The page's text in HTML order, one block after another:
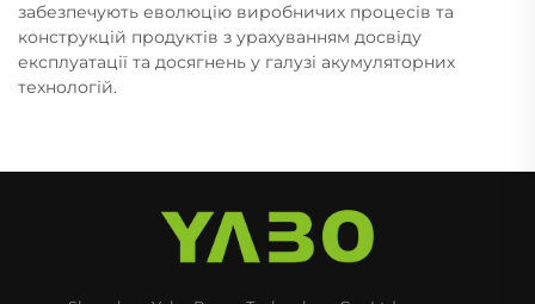
забезпечують еволюцію виробничих процесів та
конструкцій продуктів з урахуванням досвіду
експлуатації та досягнень у галузі акумуляторних
технологій.